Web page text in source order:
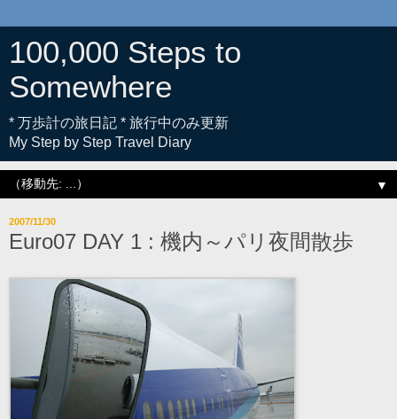
100,000 Steps to
Somewhere
* 万歩計の旅日記 * 旅行中のみ更新
My Step by Step Travel Diary
▼
2007/11/30
Euro07 DAY 1 : 機内～パリ夜間散歩